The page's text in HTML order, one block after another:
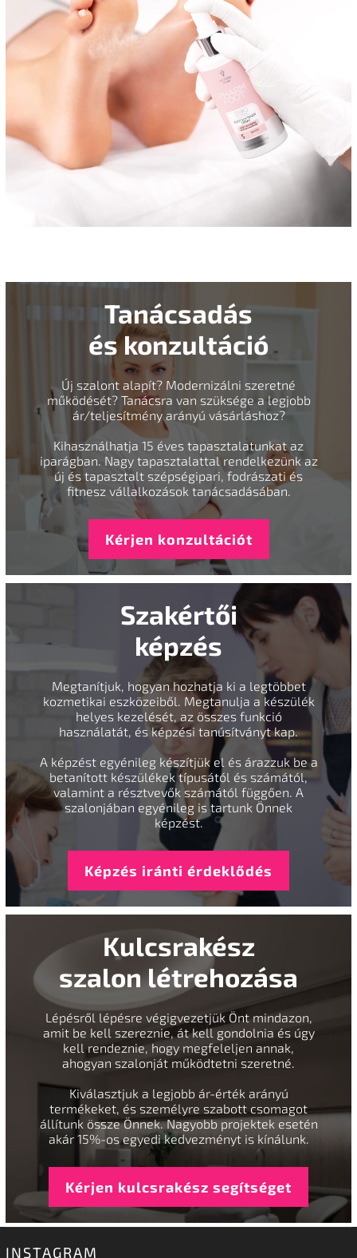
Tanácsadás
és konzultáció
Új szalont alapít? Modernizálni szeretné
működését? Tanácsra van szüksége a legjobb
ár/teljesítmény arányú vásárláshoz?
Kihasználhatja 15 éves tapasztalatunkat az
iparágban. Nagy tapasztalattal rendelkezünk az
új és tapasztalt szépségipari, fodrászati és
fitnesz vállalkozások tanácsadásában.
Kérjen konzultációt
Szakértői
képzés
Megtanítjuk, hogyan hozhatja ki a legtöbbet
kozmetikai eszközeiből. Megtanulja a készülék
helyes kezelését, az összes funkció
használatát, és képzési tanúsítványt kap.
A képzést egyénileg készítjük el és árazzuk be a
betanított készülékek típusától és számától,
valamint a résztvevők számától függően. A
szalonjában egyénileg is tartunk Önnek
képzést.
Képzés iránti érdeklődés
Kulcsrakész
szalon létrehozása
Lépésről lépésre végigvezetjük Önt mindazon,
amit be kell szereznie, át kell gondolnia és úgy
kell rendeznie, hogy megfeleljen annak,
ahogyan szalonját működtetni szeretné.
Kiválasztjuk a legjobb ár-érték arányú
termékeket, és személyre szabott csomagot
állítunk össze Önnek. Nagyobb projektek esetén
akár 15%-os egyedi kedvezményt is kínálunk.
Kérjen kulcsrakész segítséget
INSTAGRAM